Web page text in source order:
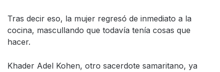
Tras decir eso, la mujer regresó de inmediato a la
cocina, mascullando que todavía tenía cosas que
hacer.
Khader Adel Kohen, otro sacerdote samaritano, ya